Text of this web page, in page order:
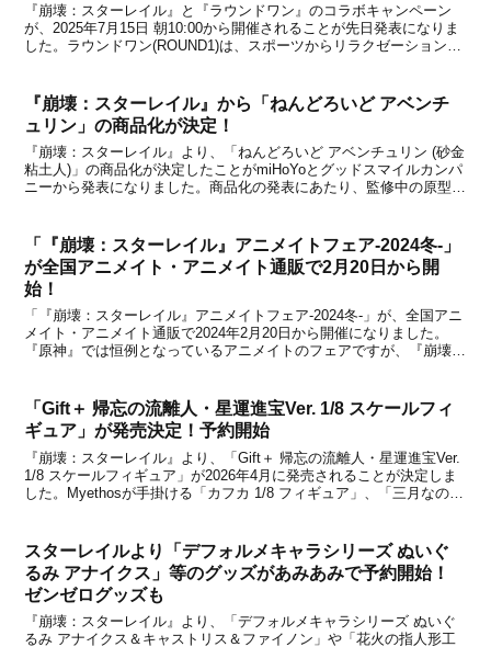
『崩壊：スターレイル』と『ラウンドワン』のコラボキャンペーン
が、2025年7月15日 朝10:00から開催されることが先日発表になりま
した。ラウンドワン(ROUND1)は、スポーツからリラクゼーションま
『崩壊：スターレイル』から「ねんどろいど アベンチ
ュリン」の商品化が決定！
『崩壊：スターレイル』より、「ねんどろいど アベンチュリン (砂金
粘土人)」の商品化が決定したことがmiHoYoとグッドスマイルカンパ
ニーから発表になりました。商品化の発表にあたり、監修中の原型も
「『崩壊：スターレイル』アニメイトフェア-2024冬-」
が全国アニメイト・アニメイト通販で2月20日から開
始！
「『崩壊：スターレイル』アニメイトフェア-2024冬-」が、全国アニ
メイト・アニメイト通販で2024年2月20日から開催になりました。
『原神』では恒例となっているアニメイトのフェアですが、『崩壊：
「Gift＋ 帰忘の流離人・星運進宝Ver. 1/8 スケールフィ
ギュア」が発売決定！予約開始
『崩壊：スターレイル』より、「Gift＋ 帰忘の流離人・星運進宝Ver.
1/8 スケールフィギュア」が2026年4月に発売されることが決定しま
した。Myethosが手掛ける「カフカ 1/8 フィギュア」、「三月なのか
スターレイルより「デフォルメキャラシリーズ ぬいぐ
るみ アナイクス」等のグッズがあみあみで予約開始！
ゼンゼログッズも
『崩壊：スターレイル』より、「デフォルメキャラシリーズ ぬいぐ
るみ アナイクス＆キャストリス＆ファイノン」や「花火の指人形工